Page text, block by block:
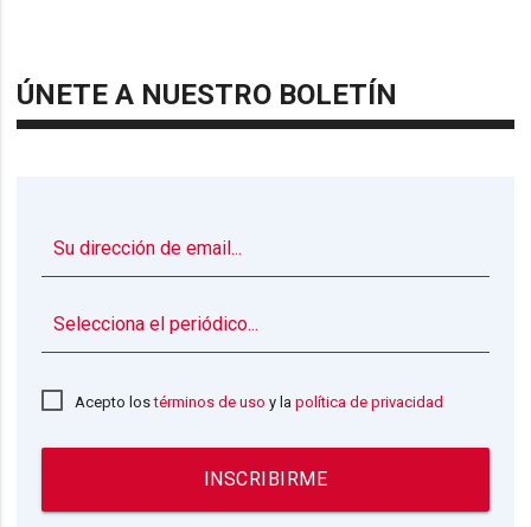
ÚNETE A NUESTRO BOLETÍN
Acepto lostérminos de uso y lapolítica de privacidad
INSCRIBIRME